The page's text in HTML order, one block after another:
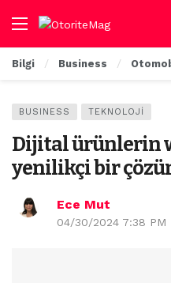
Bilgi Business
BUSINESS TEKNOLOJI
Dijital ürünlerin
yenilikçi bir
Ece Mut
04/30/2024 7:38 PM